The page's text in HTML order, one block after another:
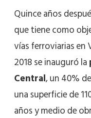
Quince años
que tiene como
vías ferroviarias en
2018 se inauguró la
Central, un 40%
una superficie de
años y medio de